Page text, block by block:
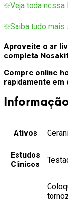
❇️Veja toda nossa
❇️Saiba tudo mais
Aproveite o ar
completa
Compre online
rapidamente em
Ativos
Estudos
Clinicos